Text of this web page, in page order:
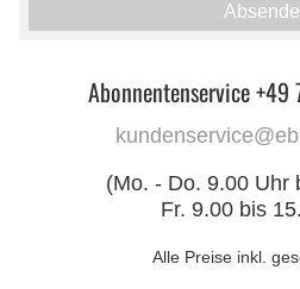
Abonnentenservice
(Mo. - Do. 9.00 Uhr
Fr. 9.00 bis
Alle Preise inkl.